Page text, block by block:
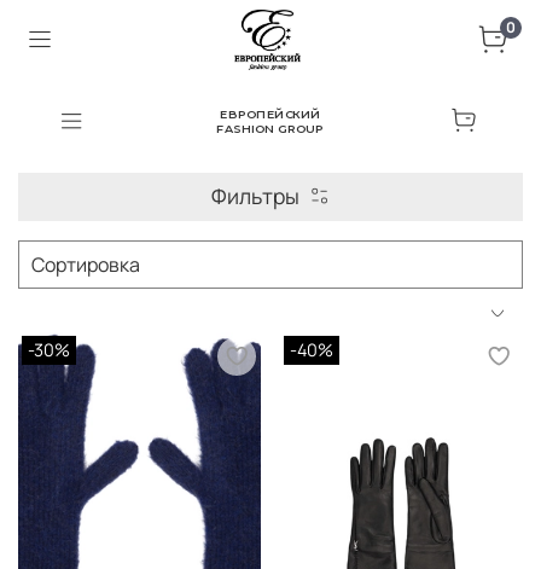
0
ЕВРОПЕЙСКИЙ
FASHION GROUP
Фильтры
-30% -40%